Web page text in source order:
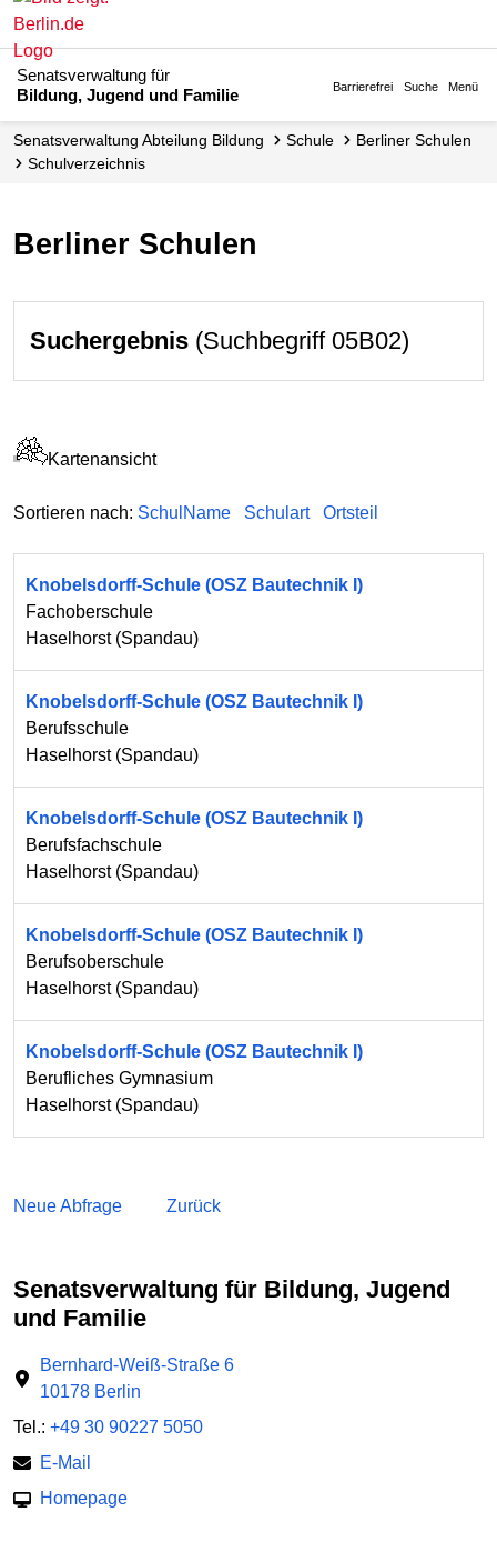
Senatsverwaltung für
Bildung, Jugend und Familie
Barrierefrei Suche Menü
Senats­verwaltung Abteilung Bildung Schule
Berliner Schulen
Schul­verzeichnis
Berliner Schulen
Suchergebnis (Suchbegriff 05B02)
Kartenansicht
Sortieren nach: SchulName Schulart Ortsteil
Knobelsdorff-Schule (OSZ Bautechnik I)
Fachoberschule
Haselhorst(Spandau)
Knobelsdorff-Schule (OSZ Bautechnik I)
Berufsschule
Haselhorst(Spandau)
Knobelsdorff-Schule (OSZ Bautechnik I)
Berufsfachschule
Haselhorst(Spandau)
Knobelsdorff-Schule (OSZ Bautechnik I)
Berufsoberschule
Haselhorst(Spandau)
Knobelsdorff-Schule (OSZ Bautechnik I)
Berufliches Gymnasium
Haselhorst(Spandau)
Neue Abfrage Zurück
Senatsverwaltung für Bildung, Jugend
und Familie
Bernhard-Weiß-Straße 6
10178 Berlin
Tel.: +49 30 90227 5050
E-Mail
Homepage